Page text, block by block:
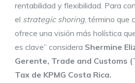
rentabilidad y flexibilidad. Para
el strategic shoring, término que
ofrece una visión más holística
es clave” considera Shermine
Gerente, Trade and Customs
Tax de KPMG Costa Rica.